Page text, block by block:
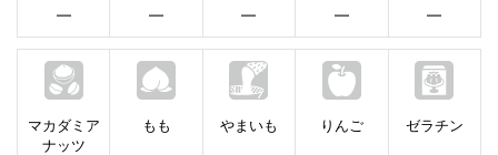
━ ━ ━ ━ ━
マカダミア
ナッツ
もも やまいも りんご ゼラチン